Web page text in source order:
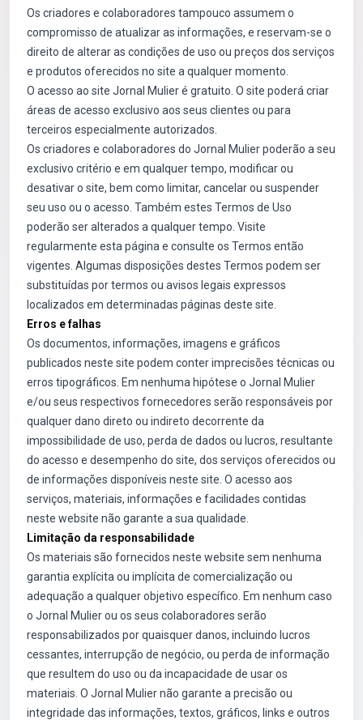
Os criadores e colaboradores tampouco assumem o
compromisso de atualizar as informações, e reservam-se o
direito de alterar as condições de uso ou preços dos serviços
e produtos oferecidos no site a qualquer momento.
O acesso ao site Jornal Mulier é gratuito. O site poderá criar
áreas de acesso exclusivo aos seus clientes ou para
terceiros especialmente autorizados.
Os criadores e colaboradores do Jornal Mulier poderão a seu
exclusivo critério e em qualquer tempo, modificar ou
desativar o site, bem como limitar, cancelar ou suspender
seu uso ou o acesso. Também estes Termos de Uso
poderão ser alterados a qualquer tempo. Visite
regularmente esta página e consulte os Termos então
vigentes. Algumas disposições destes Termos podem ser
substituídas por termos ou avisos legais expressos
localizados em determinadas páginas deste site.
Erros e falhas
Os documentos, informações, imagens e gráficos
publicados neste site podem conter imprecisões técnicas ou
erros tipográficos. Em nenhuma hipótese o Jornal Mulier
e/ou seus respectivos fornecedores serão responsáveis por
qualquer dano direto ou indireto decorrente da
impossibilidade de uso, perda de dados ou lucros, resultante
do acesso e desempenho do site, dos serviços oferecidos ou
de informações disponíveis neste site. O acesso aos
serviços, materiais, informações e facilidades contidas
neste website não garante a sua qualidade.
Limitação da responsabilidade
Os materiais são fornecidos neste website sem nenhuma
garantia explícita ou implícita de comercialização ou
adequação a qualquer objetivo específico. Em nenhum caso
o Jornal Mulier ou os seus colaboradores serão
responsabilizados por quaisquer danos, incluindo lucros
cessantes, interrupção de negócio, ou perda de informação
que resultem do uso ou da incapacidade de usar os
materiais. O Jornal Mulier não garante a precisão ou
integridade das informações, textos, gráficos, links e outros